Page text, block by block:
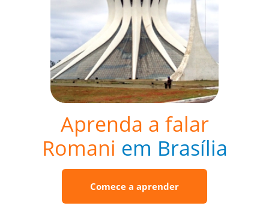
Aprenda a falar
Romani em Brasília
Comece a aprender